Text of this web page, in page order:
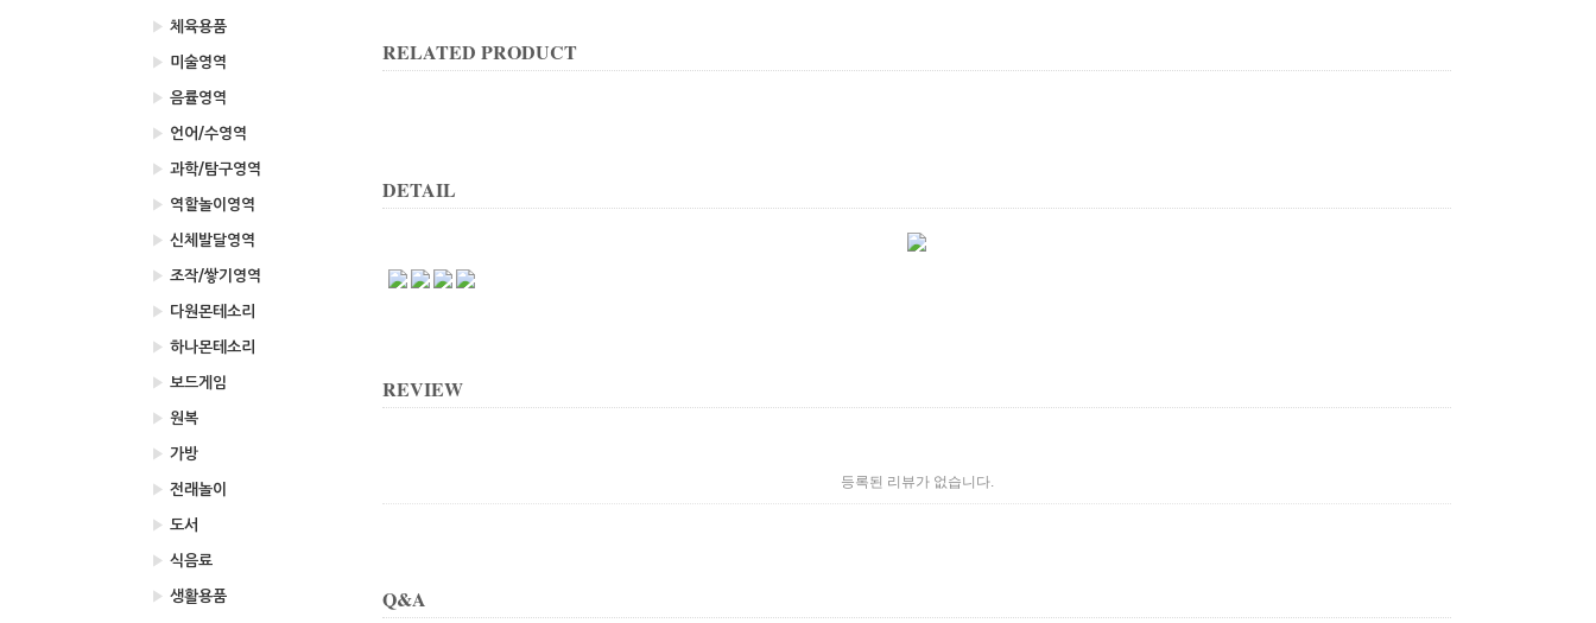
▶ 체육용품
▶ 미술영역
▶ 음률영역
▶ 언어/수영역
▶ 과학/탐구영역
▶ 역할놀이영역
▶ 신체발달영역
▶ 조작/쌓기영역
▶ 다원몬테소리
▶ 하나몬테소리
▶ 보드게임
▶ 원복
▶ 가방
▶ 전래놀이
▶ 도서
▶ 식음료
▶ 생활용품
RELATED PRODUCT
DETAIL
REVIEW
등록된 리뷰가 없습니다.
Q&A